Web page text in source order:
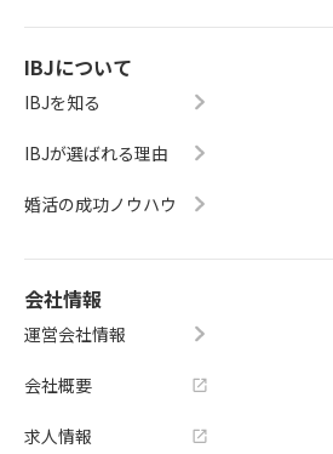
IBJについて
IBJを知る
IBJが選ばれる理由
婚活の成功ノウハウ
会社情報
運営会社情報
会社概要
求人情報